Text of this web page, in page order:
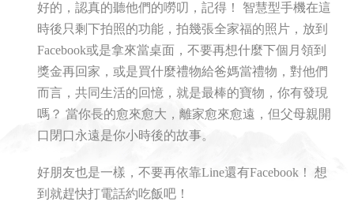
好的，認真的聽他們的嘮叨，記得！ 智慧型手機在這
時後只剩下拍照的功能，拍幾張全家福的照片，放到
Facebook或是拿來當桌面，不要再想什麼下個月領到
獎金再回家，或是買什麼禮物給爸媽當禮物，對他們
而言，共同生活的回憶，就是最棒的寶物，你有發現
嗎？ 當你長的愈來愈大，離家愈來愈遠，但父母親開
口閉口永遠是你小時後的故事。
好朋友也是一樣，不要再依靠Line還有Facebook！ 想
到就趕快打電話約吃飯吧！